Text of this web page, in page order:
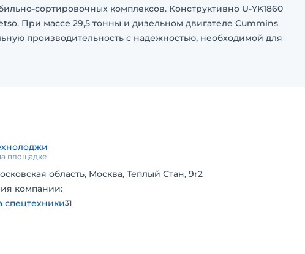
сортировочных комплексов. Конструктивно U-YK1860
При массе 29,5 тонны и дизельном двигателе Cummins
производительность с надежностью, необходимой для
конвейерная система с тремя конвейерами для верхних
позволяет гибко организовать складирование больших
комплекс услуг: от доставки до запуска в эксплуатацию и
производства.
комбинатов, предприятий по производству
металлургических шлаков, а также переработанного
площадке
область, Москва, Теплый Стан, 9r2
компании:
спецтехники31